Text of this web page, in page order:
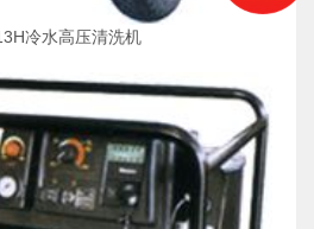
冷水高压清洗机